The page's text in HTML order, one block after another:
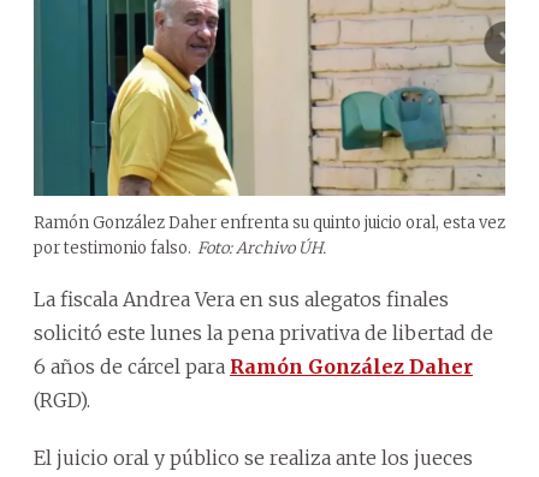
Ramón González Daher enfrenta su quinto juicio oral, esta vez
por testimonio falso. Foto: Archivo ÚH.
La fiscala Andrea Vera en sus alegatos finales
solicitó este lunes la pena privativa de libertad de
6 años de cárcel para Ramón González Daher
(RGD).
El juicio oral y público se realiza ante los jueces